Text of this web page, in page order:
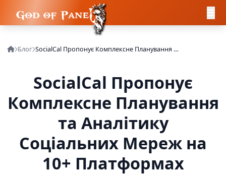
Блог SocialCal Пропонує Комплексне Планування та Аналітику Соціальних Мереж на 10+ Платформах
SocialCal Пропонує
Комплексне Планування
та Аналітику
Соціальних Мереж на
10+ Платформах